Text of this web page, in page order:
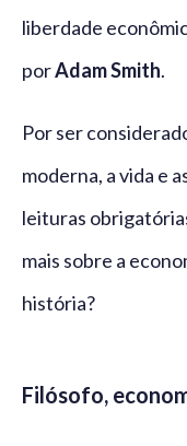
liberdade
porAdam Smith.
Por ser
moderna, a vida e
leituras
mais sobre a
história?
Filósofo,